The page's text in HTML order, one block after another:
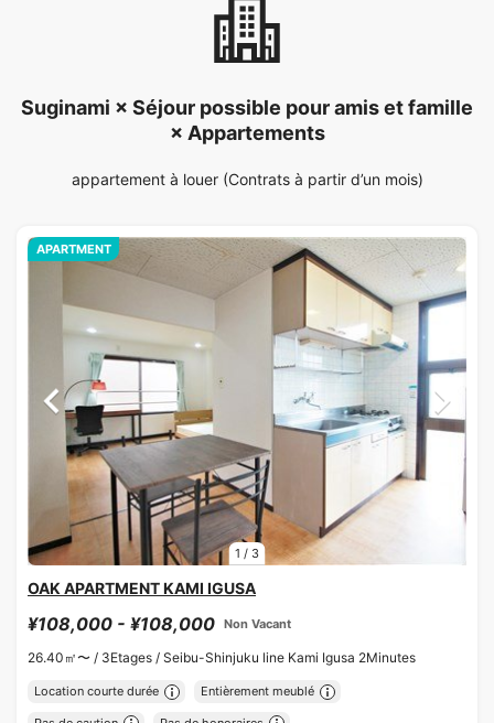
Suginami × Séjour possible pour amis et famille
× Appartements
appartement à louer (Contrats à partir d’un mois)
1 / 3
APARTMENT
OAK APARTMENT KAMI IGUSA
¥108,000 - ¥108,000 Non Vacant
26.40㎡〜 / 3Etages / Seibu-Shinjuku line Kami Igusa 2Minutes
Location courte durée Entièrement meublé